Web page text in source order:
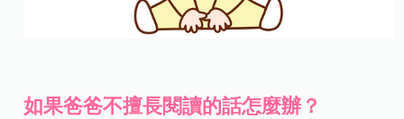
如果爸爸不擅長閱讀的話怎麼辦？